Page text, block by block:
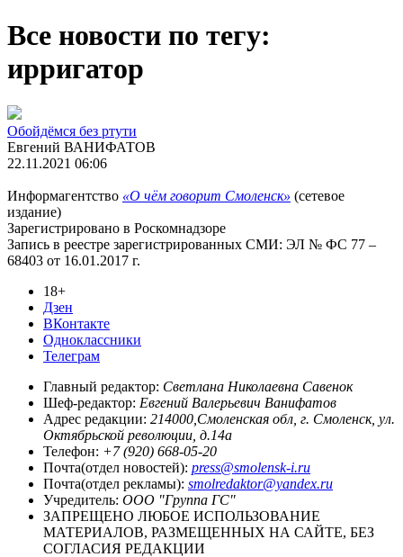
Все новости по тегу:
ирригатор
Обойдёмся без ртути
Евгений ВАНИФАТОВ
22.11.2021 06:06
Информагентство «О чём говорит Смоленск» (сетевое
издание)
Зарегистрировано в Роскомнадзоре
Запись в реестре зарегистрированных СМИ: ЭЛ № ФС 77 –
68403 от 16.01.2017 г.
18+
Дзен
ВКонтакте
Одноклассники
Телеграм
Главный редактор: Светлана Николаевна Савенок
Шеф-редактор: Евгений Валерьевич Ванифатов
Адрес редакции: 214000,Смоленская обл, г. Смоленск, ул.
Октябрьской революции, д.14а
Телефон: +7 (920) 668-05-20
Почта(отдел новостей): press@smolensk-i.ru
Почта(отдел рекламы): smolredaktor@yandex.ru
Учредитель: ООО "Группа ГС"
ЗАПРЕЩЕНО ЛЮБОЕ ИСПОЛЬЗОВАНИЕ
МАТЕРИАЛОВ, РАЗМЕЩЕННЫХ НА САЙТЕ, БЕЗ
СОГЛАСИЯ РЕДАКЦИИ